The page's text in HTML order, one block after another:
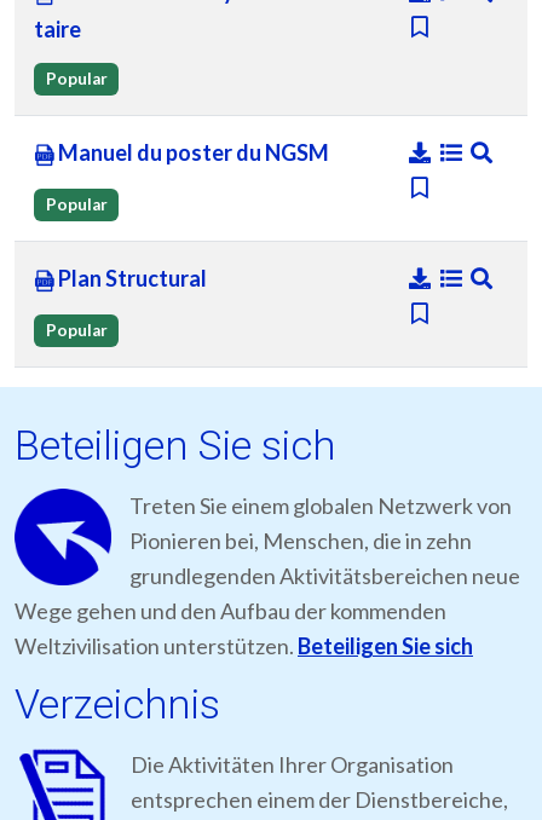
taire
Popular
Manuel du poster du NGSM
Popular
Plan Structural
Popular
Beteiligen Sie sich
Treten Sie einem globalen Netzwerk von
Pionieren bei, Menschen, die in zehn
grundlegenden Aktivitätsbereichen neue
Wege gehen und den Aufbau der kommenden
Weltzivilisation unterstützen. Beteiligen Sie sich
Verzeichnis
Die Aktivitäten Ihrer Organisation
entsprechen einem der Dienstbereiche,